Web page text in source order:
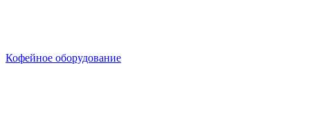
Кофейное оборудование